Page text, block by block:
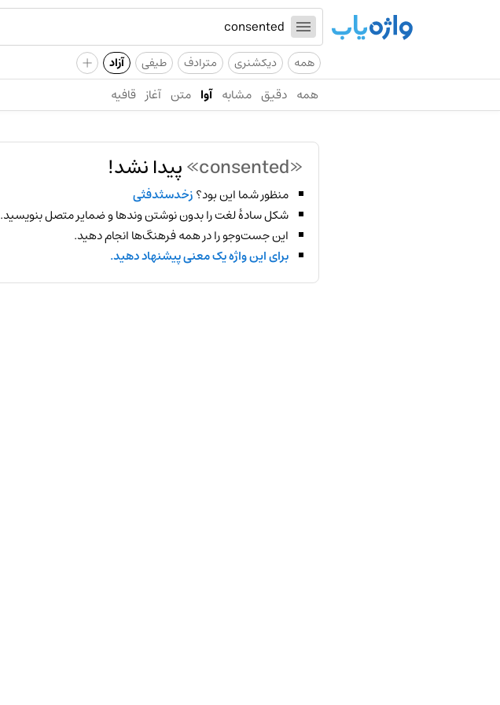
همه دیکشنری مترادف طیفی آزاد +
همه دقیق مشابه آوا متن آغاز قافیه
«consented» پیدا نشد!
منظور شما این بود؟زخدسثدفثی
شکل سادهٔ لغت را بدون نوشتن وندها و ضمایر متصل بنویسید.
این جست‌وجو را در همه فرهنگ‌ها انجام دهید.
برای این واژه یک معنی پیشنهاد دهید.